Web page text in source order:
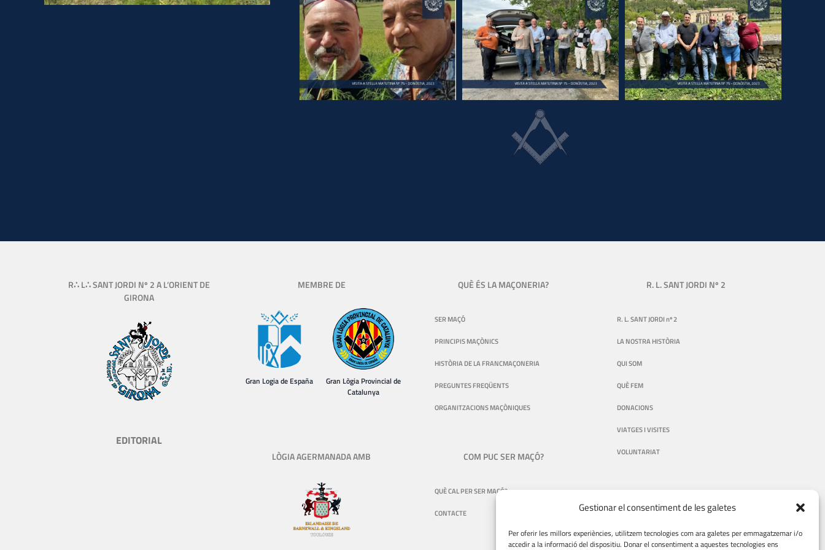
Gestionar el consentiment de les galetes
Per oferir les millors experiències, utilitzem tecnologies com ara galetes per emmagatzemar i/o
accedir a la informació del dispositiu. Donar el consentiment a aquestes tecnologies ens
R∴ L∴ SANT JORDI Nº 2 A L’ORIENT DE
GIRONA
EDITORIAL
MEMBRE DE
Gran Logia de España
Gran Lògia Provincial de
Catalunya
LÒGIA AGERMANADA AMB
QUÈ ÉS LA MAÇONERIA?
SER MAÇÓ
PRINCIPIS MAÇÒNICS
HISTÒRIA DE LA FRANCMAÇONERIA
PREGUNTES FREQÜENTS
ORGANITZACIONS MAÇÒNIQUES
COM PUC SER MAÇÓ?
QUÈ CAL PER SER MAÇÓ?
CONTACTE
R. L. SANT JORDI Nº 2
R. L. SANT JORDI nº 2
LA NOSTRA HISTÒRIA
QUI SOM
QUÈ FEM
DONACIONS
VIATGES I VISITES
VOLUNTARIAT
AVÍS LEGAL